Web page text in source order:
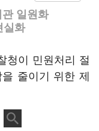
관 일원화
실화
청이 민원처리 절
줄이기 위한 제